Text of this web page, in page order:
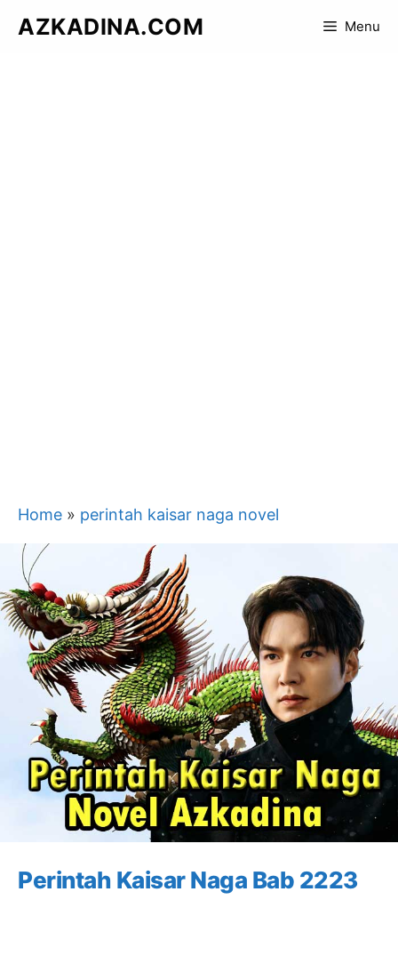
AZKADINA.COM Menu
Home » perintah kaisar naga novel
Perintah Kaisar Naga Bab 2223